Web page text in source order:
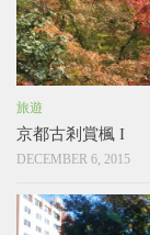
旅遊
京都古剎賞楓 I
DECEMBER 6, 2015